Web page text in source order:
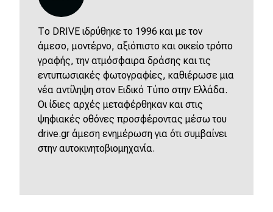
Το DRIVE ιδρύθηκε το 1996 και με τον
άμεσο, μοντέρνο, αξιόπιστο και οικείο τρόπο
γραφής, την ατμόσφαιρα δράσης και τις
εντυπωσιακές φωτογραφίες, καθιέρωσε μια
νέα αντίληψη στον Ειδικό Τύπο στην Ελλάδα.
Οι ίδιες αρχές μεταφέρθηκαν και στις
ψηφιακές οθόνες προσφέροντας μέσω του
drive.gr άμεση ενημέρωση για ότι συμβαίνει
στην αυτοκινητοβιομηχανία.